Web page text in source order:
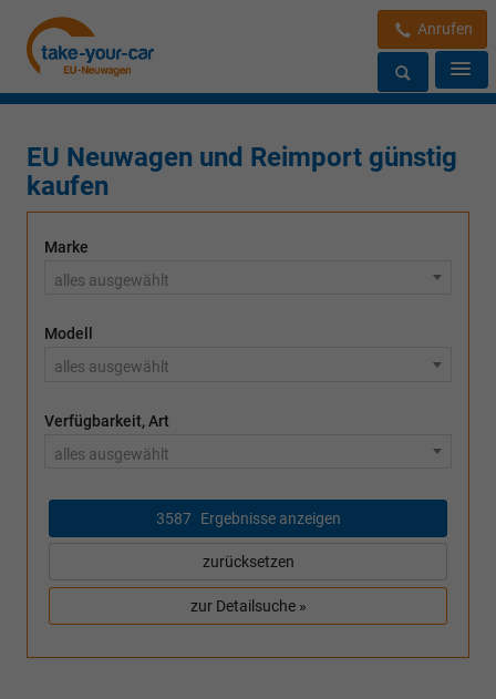
Anrufen
EU Neuwagen und Reimport günstig
kaufen
Marke
alles ausgewählt
Modell
alles ausgewählt
Verfügbarkeit, Art
alles ausgewählt
3587 Ergebnisse anzeigen
zurücksetzen
zur Detailsuche »